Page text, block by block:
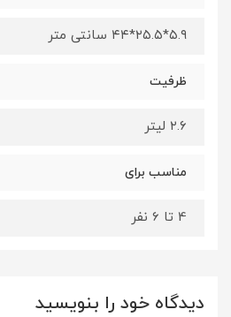
۵.۹*۲۵.۵*۴۴ سانتی متر
ظرفیت
۲.۶ لیتر
مناسب برای
4 تا 6 نفر
دیدگاه خود را بنویسید